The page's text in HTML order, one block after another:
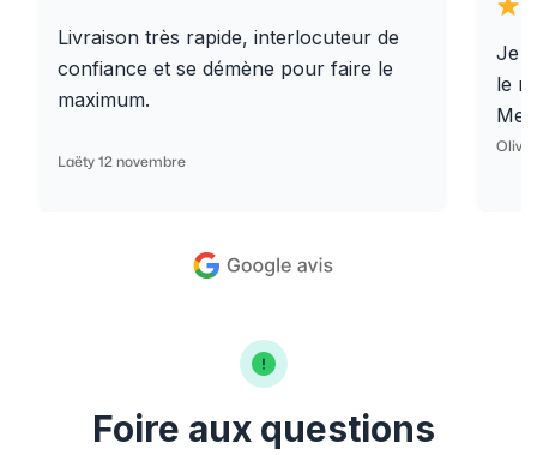
Livraison très rapide, interlocuteur de
confiance et se démène pour faire le
maximum.
Laëty 12 novembre
Je
le
Foire aux questions